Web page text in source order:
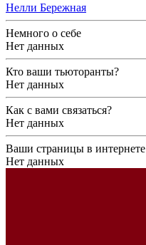
Нелли Бережная
Немного о себе
Нет данных
Кто ваши тьюторанты?
Нет данных
Как с вами связаться?
Нет данных
Ваши страницы в интернете
Нет данных